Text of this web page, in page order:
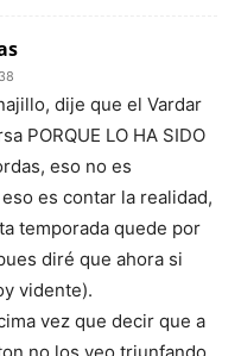
dije que el Vardar
PORQUE LO HA SIDO
eso no es
es contar la realidad,
temporada quede por
diré que ahora si
vidente).
vez que decir que a
no los veo triunfando